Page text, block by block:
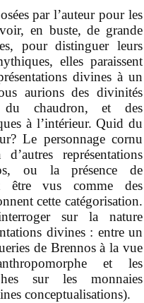
par l’auteur pour les
en buste, de grande
pour distinguer leurs
elles paraissent
divines à un
aurions des divinités
du chaudron, et des
à l’intérieur. Quid du
Le personnage cornu
représentations
ou la présence de
être vus comme des
cette catégorisation.
sur la nature
divines : entre un
de Brennos à la vue
et les
sur les monnaies
conceptualisations).